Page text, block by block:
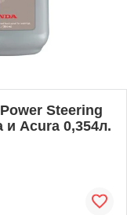
Steering
и Acura 0,354л.